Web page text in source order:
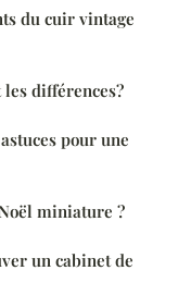
du cuir vintage
différences?
pour une
miniature ?
un cabinet de